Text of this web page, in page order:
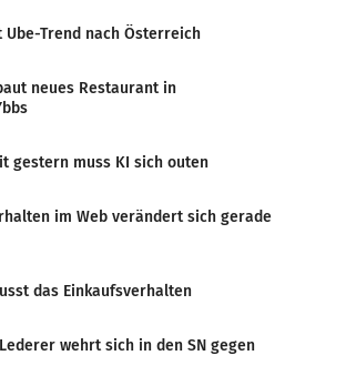
Ube-Trend nach Österreich
neues Restaurant in
gestern muss KI sich outen
im Web verändert sich gerade
das Einkaufsverhalten
wehrt sich in den SN gegen